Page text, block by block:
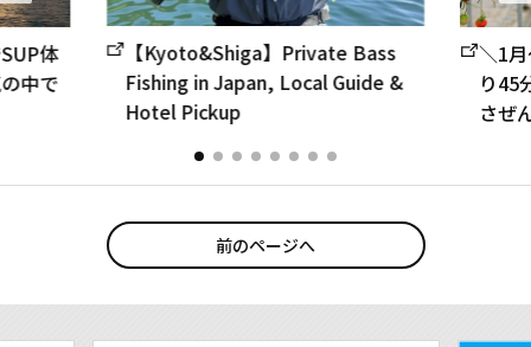
体
中で
【Kyoto&Shiga】Private Bass
Fishing in Japan, Local Guide &
Hotel Pickup
＼1
り45
さぜ
前のページへ